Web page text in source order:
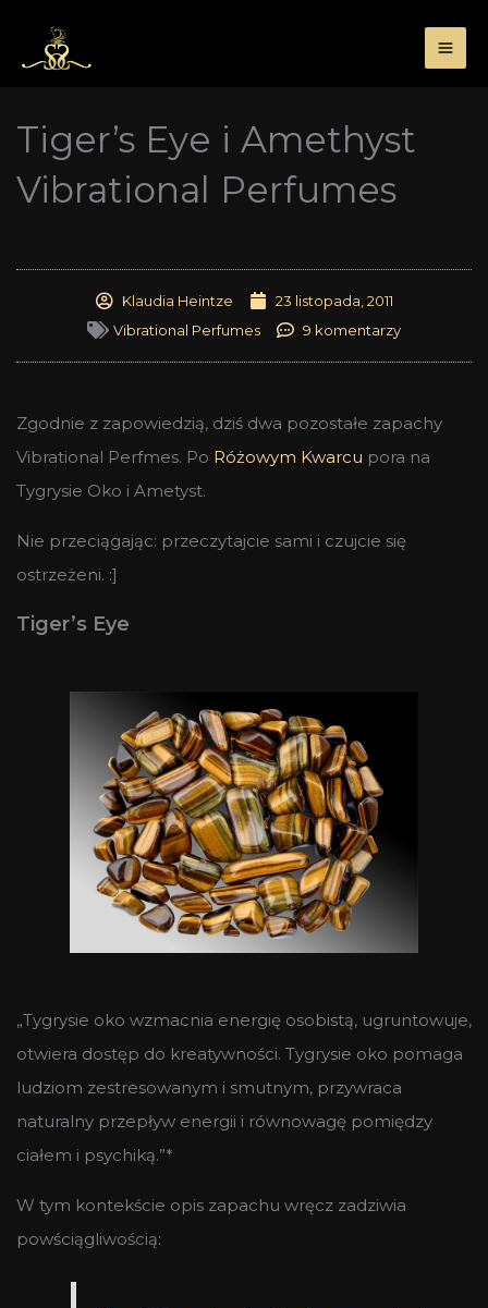
treści
Tiger’s Eye i Amethyst
Vibrational Perfumes
Klaudia Heintze
23 listopada, 2011
Vibrational Perfumes
9 komentarzy
Zgodnie z zapowiedzią, dziś dwa pozostałe zapachy
Vibrational Perfmes. Po Różowym Kwarcu pora na
Tygrysie Oko i Ametyst.
Nie przeciągając: przeczytajcie sami i czujcie się
ostrzeżeni. :]
Tiger’s Eye
„Tygrysie oko wzmacnia energię osobistą, ugruntowuje,
otwiera dostęp do kreatywności. Tygrysie oko pomaga
ludziom zestresowanym i smutnym, przywraca
naturalny przepływ energii i równowagę pomiędzy
ciałem i psychiką.”*
W tym kontekście opis zapachu wręcz zadziwia
powściągliwością: